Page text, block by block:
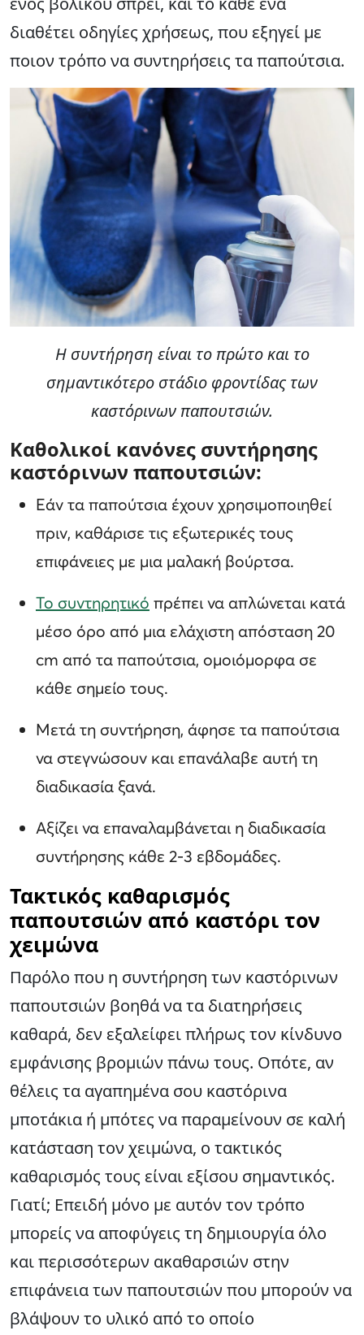
διαθέτει οδηγίες χρήσεως, που εξηγεί με
ποιον τρόπο να συντηρήσεις τα παπούτσια.
Η συντήρηση είναι το πρώτο και το
σημαντικότερο στάδιο φροντίδας των
καστόρινων παπουτσιών.
Καθολικοί κανόνες συντήρησης
καστόρινων παπουτσιών:
Εάν τα παπούτσια έχουν χρησιμοποιηθεί
πριν, καθάρισε τις εξωτερικές τους
επιφάνειες με μια μαλακή βούρτσα.
Το συντηρητικό πρέπει να απλώνεται κατά
μέσο όρο από μια ελάχιστη απόσταση 20
cm από τα παπούτσια, ομοιόμορφα σε
κάθε σημείο τους.
Μετά τη συντήρηση, άφησε τα παπούτσια
να στεγνώσουν και επανάλαβε αυτή τη
διαδικασία ξανά.
Αξίζει να επαναλαμβάνεται η διαδικασία
συντήρησης κάθε 2-3 εβδομάδες.
Τακτικός καθαρισμός
παπουτσιών από καστόρι τον
χειμώνα
Παρόλο που η συντήρηση των καστόρινων
παπουτσιών βοηθά να τα διατηρήσεις
καθαρά, δεν εξαλείφει πλήρως τον κίνδυνο
εμφάνισης βρομιών πάνω τους. Οπότε, αν
θέλεις τα αγαπημένα σου καστόρινα
μποτάκια ή μπότες να παραμείνουν σε καλή
κατάσταση τον χειμώνα, ο τακτικός
καθαρισμός τους είναι εξίσου σημαντικός.
Γιατί; Επειδή μόνο με αυτόν τον τρόπο
μπορείς να αποφύγεις τη δημιουργία όλο
και περισσότερων ακαθαρσιών στην
επιφάνεια των παπουτσιών που μπορούν να
βλάψουν το υλικό από το οποίο